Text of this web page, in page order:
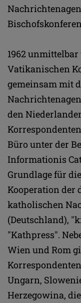
1962
Vatikanischen
gemeinsam mit
den
Büro unter der
Informationis
Grundlage für
Kooperation der
katholischen
(Deutschland),
"Kathpress".
Wien und Rom
Ungarn,
Herzegowina,